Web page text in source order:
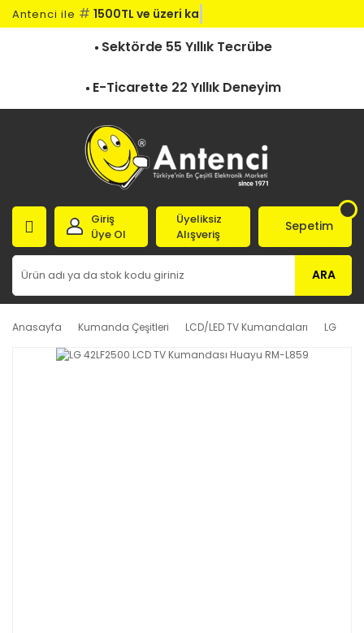
Antenci ile # 1500TL ve üzeri kargo
Sektörde 55 Yıllık Tecrübe
E-Ticarette 22 Yıllık Deneyim
ARA
Giriş
Üye Ol
Üyeliksiz
Alışveriş
Sepetim
Anasayfa Kumanda Çeşitleri LCD/LED TV Kumandaları LG